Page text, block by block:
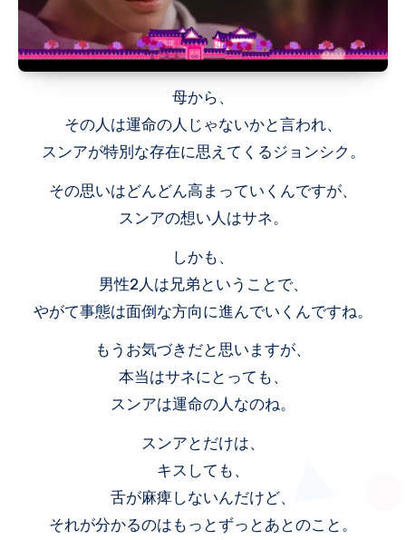
母から、
その人は運命の人じゃないかと言われ、
スンアが特別な存在に思えてくるジョンシク。
その思いはどんどん高まっていくんですが、
スンアの想い人はサネ。
しかも、
男性2人は兄弟ということで、
やがて事態は面倒な方向に進んでいくんですね。
もうお気づきだと思いますが、
本当はサネにとっても、
スンアは運命の人なのね。
スンアとだけは、
キスしても、
舌が麻痺しないんだけど、
それが分かるのはもっとずっとあとのこと。